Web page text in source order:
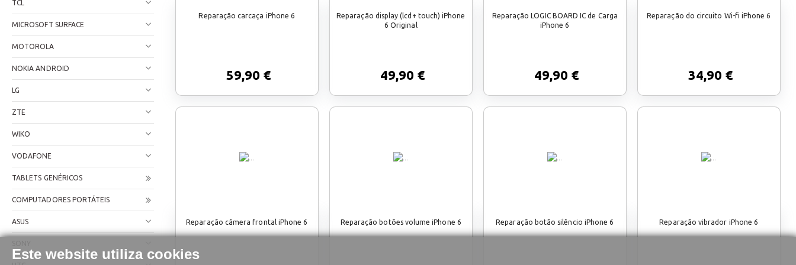
Este website utiliza cookies
TCL
MICROSOFT SURFACE
MOTOROLA
NOKIA ANDROID
LG
ZTE
WIKO
VODAFONE
TABLETS GENÉRICOS
COMPUTADORES PORTÁTEIS
ASUS
Reparação carcaça iPhone 6
59,90 €
Reparação display (lcd+ touch) iPhone
6 Original
49,90 €
Reparação LOGIC BOARD IC de Carga
iPhone 6
49,90 €
Reparação do circuito Wi-fi iPhone 6
34,90 €
Reparação câmera frontal iPhone 6 Reparação botões volume iPhone 6 Reparação botão silêncio iPhone 6 Reparação vibrador iPhone 6